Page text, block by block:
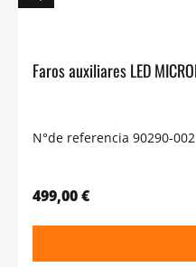
N°de referencia 90290-002
499,00 €